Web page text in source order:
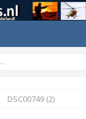
DSC00749 (2)